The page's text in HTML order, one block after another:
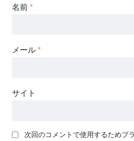
名前 *
メール *
サイト
次回のコメントで使用するためブ